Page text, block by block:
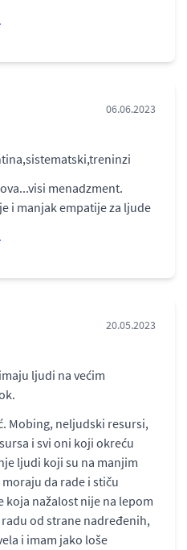
06.06.2023
menadzment.
i manjak empatije za ljude
20.05.2023
ljudi na većim
Mobing, neljudski resursi,
i svi oni koji okreću
ljudi koji su na manjim
da rade i stiču
koja nažalost nije na lepom
od strane nadređenih,
i imam jako loše